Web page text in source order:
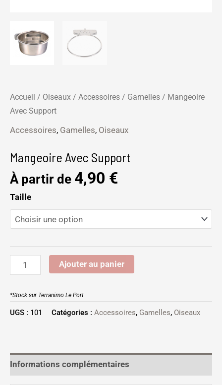
Accueil / Oiseaux / Accessoires / Gamelles / Mangeoire
Avec Support
Accessoires, Gamelles, Oiseaux
Mangeoire Avec Support
À partir de 4,90 €
Taille
Ajouter au panier
*Stock sur Terranimo Le Port
UGS : 101 Catégories : Accessoires, Gamelles, Oiseaux
Informations complémentaires